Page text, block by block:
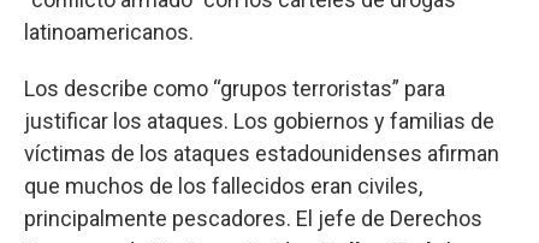
latinoamericanos.
Los describe como “grupos terroristas” para
justificar los ataques. Los gobiernos y familias de
víctimas de los ataques estadounidenses afirman
que muchos de los fallecidos eran civiles,
principalmente pescadores. El jefe de Derechos